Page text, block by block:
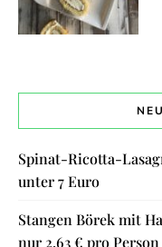
Spinat-Ricotta-
unter 7 Euro
Stangen Börek mit
nur 2,63 € pro Person